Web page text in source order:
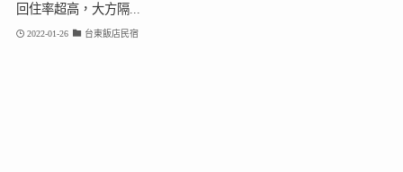
回住率超高，大方隔...
2022-01-26 台東飯店民宿